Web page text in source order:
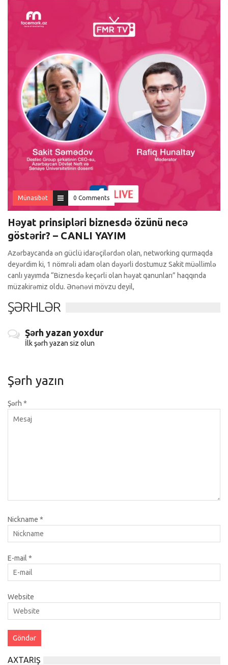
Münasibət 0 Comments
Həyat prinsipləri biznesdə özünü necə
göstərir? – CANLI YAYIM
Azərbaycanda ən güclü idarəçilərdən olan, networking qurmaqda
deyərdim ki, 1 nömrəli adam olan dəyərli dostumuz Sakit müəllimlə
canlı yayımda “Biznesdə keçərli olan həyat qanunları” haqqında
müzakirəmiz oldu. Ənənəvi mövzu deyil,
ŞƏRHLƏR
Şərh yazan yoxdur
İlk şərh yazan siz olun
Şərh yazın
Şərh *
Nickname *
E-mail *
Website
AXTARIŞ